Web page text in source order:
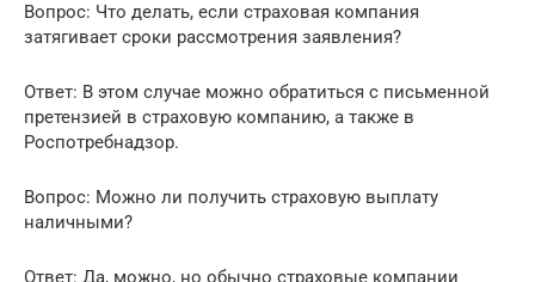
Вопрос: Что делать, если страховая компания
затягивает сроки рассмотрения заявления?
Ответ: В этом случае можно обратиться с письменной
претензией в страховую компанию, а также в
Роспотребнадзор.
Вопрос: Можно ли получить страховую выплату
наличными?
Ответ: Да, можно, но обычно страховые компании